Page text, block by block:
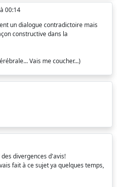
00:14
un dialogue contradictoire mais
constructive dans la
Vais me coucher...)
divergences d'avis!
fait à ce sujet ya quelques temps,